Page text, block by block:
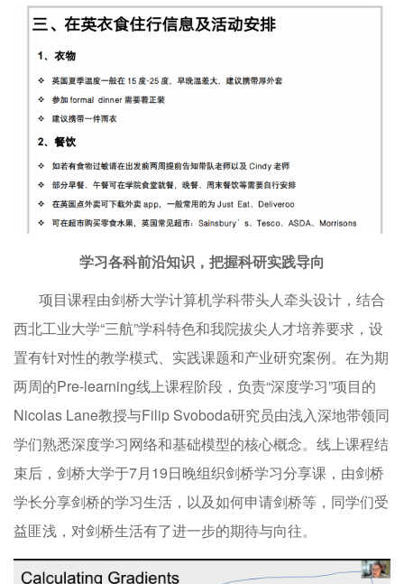
学习各科前沿知识，把握科研实践导向
项目课程由剑桥大学计算机学科带头人牵头设计，结合
西北工业大学“三航”学科特色和我院拔尖人才培养要求，设
置有针对性的教学模式、实践课题和产业研究案例。在为期
两周的Pre-learning线上课程阶段，负责“深度学习”项目的
Nicolas Lane教授与Filip Svoboda研究员由浅入深地带领同
学们熟悉深度学习网络和基础模型的核心概念。线上课程结
束后，剑桥大学于7月19日晚组织剑桥学习分享课，由剑桥
学长分享剑桥的学习生活，以及如何申请剑桥等，同学们受
益匪浅，对剑桥生活有了进一步的期待与向往。